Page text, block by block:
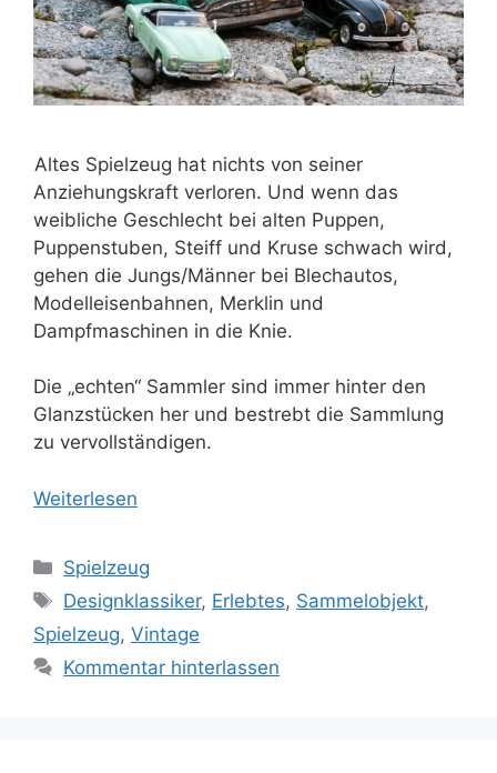
Altes Spielzeug hat nichts von seiner
Anziehungskraft verloren. Und wenn das
weibliche Geschlecht bei alten Puppen,
Puppenstuben, Steiff und Kruse schwach wird,
gehen die Jungs/Männer bei Blechautos,
Modelleisenbahnen, Merklin und
Dampfmaschinen in die Knie.
Die „echten“ Sammler sind immer hinter den
Glanzstücken her und bestrebt die Sammlung
zu vervollständigen.
Weiterlesen
Kategorien
Spielzeug
Schlagwörter
Designklassiker, Erlebtes, Sammelobjekt,
Spielzeug, Vintage
Kommentar hinterlassen